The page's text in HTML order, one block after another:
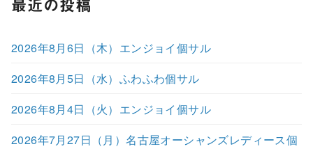
最近の投稿
2026年8月6日（木）エンジョイ個サル
2026年8月5日（水）ふわふわ個サル
2026年8月4日（火）エンジョイ個サル
2026年7月27日（月）名古屋オーシャンズレディース個